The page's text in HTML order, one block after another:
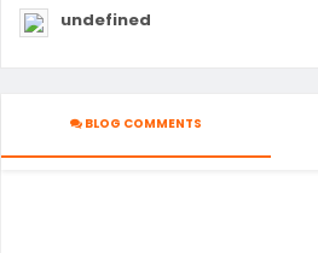
undefined
BLOG COMMENTS